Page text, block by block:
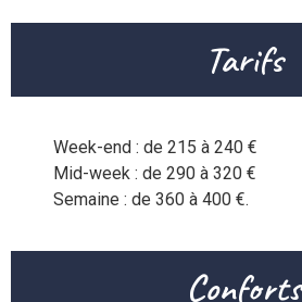
Tarifs
Week-end : de 215 à 240 €
Mid-week : de 290 à 320 €
Conforts